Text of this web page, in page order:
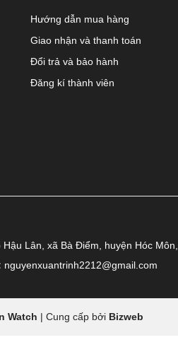
Hướng dẫn mua hàng
Giao nhận và thanh toán
Đổi trả và bảo hành
Đăng kí thành viên
Hậu Lân, xã Bà Điểm, huyện Hóc
nguyenxuantrinh2212@gmail.com
Watch | Cung cấp bởi Bizweb